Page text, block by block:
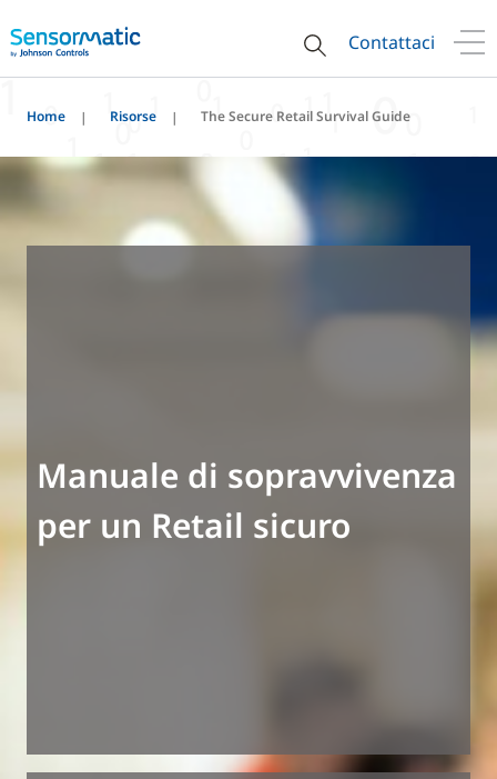
Contattaci
Home Risorse The Secure Retail Survival Guide
Manuale di sopravvivenza
per un Retail sicuro